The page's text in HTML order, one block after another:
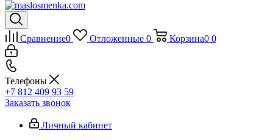
Сравнение0 Отложенные 0 Корзина0 0
Телефоны
+7 812 409 93 59
Заказать звонок
Личный кабинет